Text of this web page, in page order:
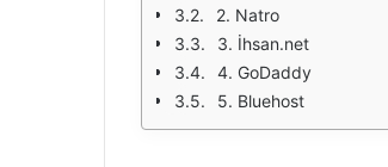
2. Natro
3. İhsan.net
4. GoDaddy
5. Bluehost